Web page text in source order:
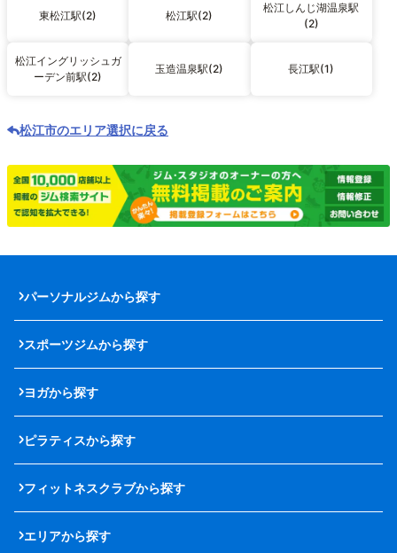
東松江駅(2) 松江駅(2)
松江しんじ湖温泉駅
(2)
松江イングリッシュガ
ーデン前駅(2)
玉造温泉駅(2) 長江駅(1)
松江市のエリア選択に戻る
パーソナルジムから探す
スポーツジムから探す
ヨガから探す
ピラティスから探す
フィットネスクラブから探す
エリアから探す